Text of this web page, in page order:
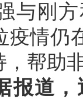
与刚
疫情仍
帮助
报道